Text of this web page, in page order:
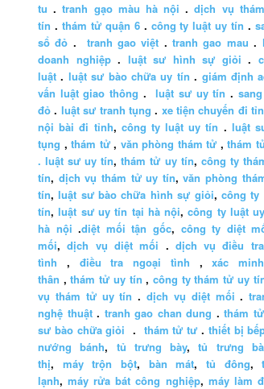
tu .tranh gạo màu hà nội .dịch vụ
tín . thám tử quận 6. công ty luật uy tín .
sổ đỏ . tranh gao việt .tranh gao mau .
doanh nghiệp. luật sư hình sự giỏi .
luật . luật sư bào chữa uy tín . giám định
vấn luật giao thông .luật sư uy tín .
đỏ . luật sư tranh tụng . xe tiện chuyến đi
nội bài đi tỉnh, công ty luật uy tín . luật
tụng ,thám tử, văn phòng thám tử ,thám
. luật sư uy tín,thám tử uy tín, công ty
tín, dịch vụ thám tử uy tín,văn phòng
tín,luật sư bào chữa hình sự giỏi, công ty
tín,luật sư uy tín tại hà nội,công ty luật
hà nội.diệt mối tận gốc, công ty diệt
mối,dịch vụ diệt mối . dịch vụ điều
tình , điều tra ngoại tình ,xác
thân ,thám tử uy tín ,công ty thám tử uy
vụ thám tử uy tín .dịch vụ diệt mối .
nghệ thuật. tranh gao chan dung . thám tử
sư bào chữa giỏi . thám tử tư . thiết bị
nướng bánh, tủ trưng bày,tủ trưng
thị, máy trộn bột, bàn mát,tủ đông,
lạnh,máy rửa bát công nghiệp, máy làm